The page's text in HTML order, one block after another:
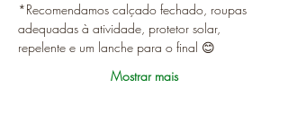
*Recomendamos calçado fechado, roupas
adequadas à atividade, protetor solar,
repelente e um lanche para o final 😊
Mostrar mais